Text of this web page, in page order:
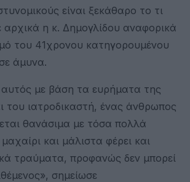
είναι ξεκάθαρο το τι
η κ. Δημογλίδου αναφορικά
του 41χρονου κατηγορουμένου
άμυνα.
αυτός με βάση τα ευρήματα της
του ιατροδικαστή, ένας άνθρωπος
θανάσιμα με τόσα πολλά
και μάλιστα φέρει και
τραύματα, προφανώς δεν μπορεί
σημείωσε